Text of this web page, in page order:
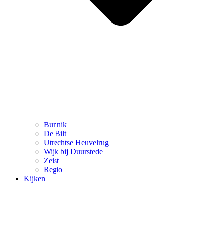
Bunnik
De Bilt
Utrechtse Heuvelrug
Wijk bij Duurstede
Zeist
Regio
Kijken